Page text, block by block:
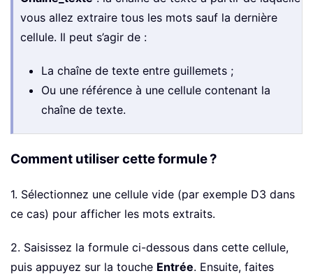
vous allez extraire tous les mots sauf la dernière
cellule. Il peut s’agir de :
La chaîne de texte entre guillemets ;
Ou une référence à une cellule contenant la
chaîne de texte.
Comment utiliser cette formule ?
1. Sélectionnez une cellule vide (par exemple D3 dans
ce cas) pour afficher les mots extraits.
2. Saisissez la formule ci-dessous dans cette cellule,
puis appuyez sur la touche Entrée. Ensuite, faites